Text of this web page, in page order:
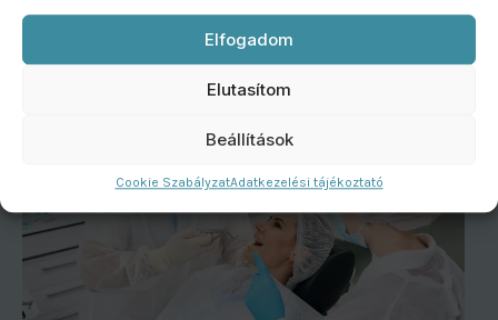
Elfogadom
Elutasítom
Beállítások
Cookie SzabályzatAdatkezelési tájékoztató